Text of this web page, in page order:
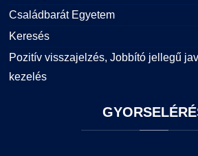
Családbarát Egyetem
Keresés
Pozitív visszajelzés, Jobbító jellegű
kezelés